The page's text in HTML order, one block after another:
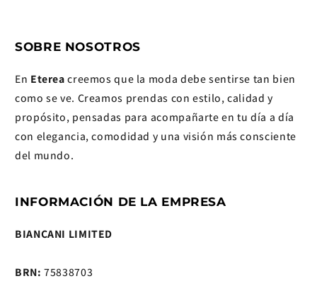
SOBRE NOSOTROS
En Etereacreemos que la moda debe sentirse tan bien
como se ve. Creamos prendas con estilo, calidad y
propósito, pensadas para acompañarte en tu día a día
con elegancia, comodidad y una visión más consciente
del mundo.
INFORMACIÓN DE LA EMPRESA
BIANCANI LIMITED
BRN: 75838703